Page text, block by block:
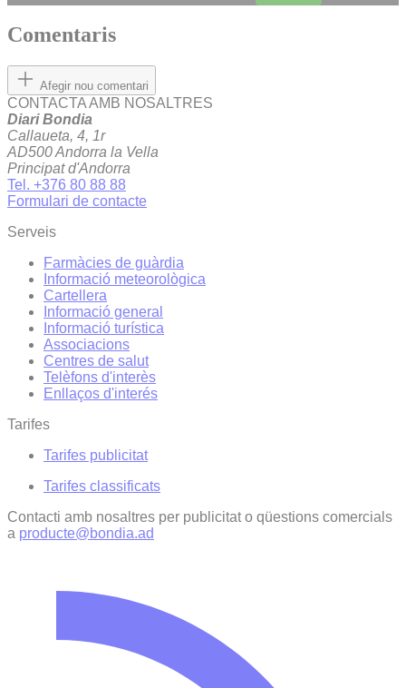
Comentaris
Afegir nou comentari
CONTACTA AMB NOSALTRES
Diari Bondia
Callaueta, 4, 1r
AD500 Andorra la Vella
Principat d'Andorra
Tel. +376 80 88 88
Formulari de contacte
Serveis
Farmàcies de guàrdia
Informació meteorològica
Cartellera
Informació general
Informació turística
Associacions
Centres de salut
Telèfons d'interès
Enllaços d'interés
Tarifes
Tarifes publicitat
Tarifes classificats
Contacti amb nosaltres per publicitat o qüestions comercials
a producte@bondia.ad